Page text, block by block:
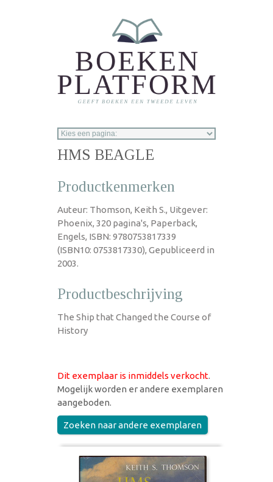
HMS BEAGLE
Productkenmerken
Auteur: Thomson, Keith S., Uitgever:
Phoenix, 320 pagina's, Paperback,
Engels, ISBN: 9780753817339
(ISBN10: 0753817330), Gepubliceerd in
2003.
Productbeschrijving
The Ship that Changed the Course of
History
Dit exemplaar is inmiddels verkocht.
Mogelijk worden er andere exemplaren
aangeboden.
Zoeken naar andere exemplaren